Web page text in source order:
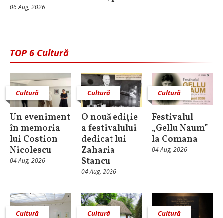
06 Aug, 2026
TOP 6 Cultură
Cultură
Un eveniment
în memoria
lui Costion
Nicolescu
04 Aug, 2026
Cultură
O nouă ediție
a festivalului
dedicat lui
Zaharia
Stancu
04 Aug, 2026
Cultură
Festivalul
„Gellu Naum”
la Comana
04 Aug, 2026
Cultură Cultură Cultură